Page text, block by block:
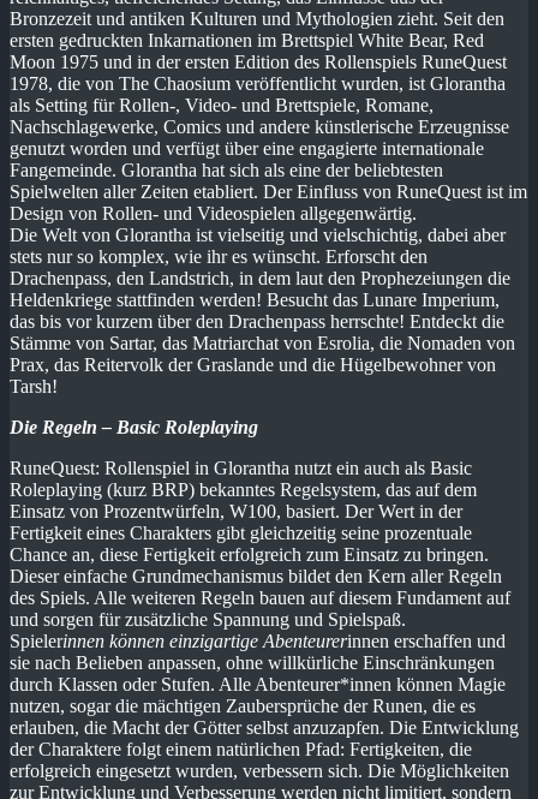
Bronzezeit und antiken Kulturen und Mythologien zieht. Seit den
ersten gedruckten Inkarnationen im Brettspiel White Bear, Red
Moon 1975 und in der ersten Edition des Rollenspiels RuneQuest
1978, die von The Chaosium veröffentlicht wurden, ist Glorantha
als Setting für Rollen-, Video- und Brettspiele, Romane,
Nachschlagewerke, Comics und andere künstlerische Erzeugnisse
genutzt worden und verfügt über eine engagierte internationale
Fangemeinde. Glorantha hat sich als eine der beliebtesten
Spielwelten aller Zeiten etabliert. Der Einfluss von RuneQuest ist im
Design von Rollen- und Videospielen allgegenwärtig.
Die Welt von Glorantha ist vielseitig und vielschichtig, dabei aber
stets nur so komplex, wie ihr es wünscht. Erforscht den
Drachenpass, den Landstrich, in dem laut den Prophezeiungen die
Heldenkriege stattfinden werden! Besucht das Lunare Imperium,
das bis vor kurzem über den Drachenpass herrschte! Entdeckt die
Stämme von Sartar, das Matriarchat von Esrolia, die Nomaden von
Prax, das Reitervolk der Graslande und die Hügelbewohner von
Tarsh!
Die Regeln – Basic Roleplaying
RuneQuest: Rollenspiel in Glorantha nutzt ein auch als Basic
Roleplaying (kurz BRP) bekanntes Regelsystem, das auf dem
Einsatz von Prozentwürfeln, W100, basiert. Der Wert in der
Fertigkeit eines Charakters gibt gleichzeitig seine prozentuale
Chance an, diese Fertigkeit erfolgreich zum Einsatz zu bringen.
Dieser einfache Grundmechanismus bildet den Kern aller Regeln
des Spiels. Alle weiteren Regeln bauen auf diesem Fundament auf
und sorgen für zusätzliche Spannung und Spielspaß.
Spielerinnen können einzigartige Abenteurerinnen erschaffen und
sie nach Belieben anpassen, ohne willkürliche Einschränkungen
durch Klassen oder Stufen. Alle Abenteurer*innen können Magie
nutzen, sogar die mächtigen Zaubersprüche der Runen, die es
erlauben, die Macht der Götter selbst anzuzapfen. Die Entwicklung
der Charaktere folgt einem natürlichen Pfad: Fertigkeiten, die
erfolgreich eingesetzt wurden, verbessern sich. Die Möglichkeiten
zur Entwicklung und Verbesserung werden nicht limitiert, sondern